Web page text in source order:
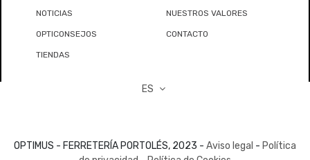
NOTICIAS NUESTROS VALORES
OPTICONSEJOS CONTACTO
TIENDAS
ES
OPTIMUS - FERRETERÍA PORTOLÉS, 2023 - Aviso legal - Política